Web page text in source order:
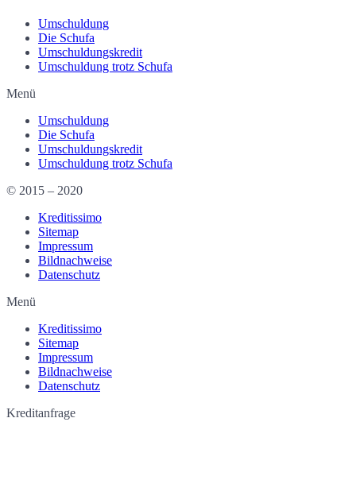
Umschuldung
Die Schufa
Umschuldungskredit
Umschuldung trotz Schufa
Menü
Umschuldung
Die Schufa
Umschuldungskredit
Umschuldung trotz Schufa
© 2015 – 2020
Kreditissimo
Sitemap
Impressum
Bildnachweise
Datenschutz
Menü
Kreditissimo
Sitemap
Impressum
Bildnachweise
Datenschutz
Kreditanfrage